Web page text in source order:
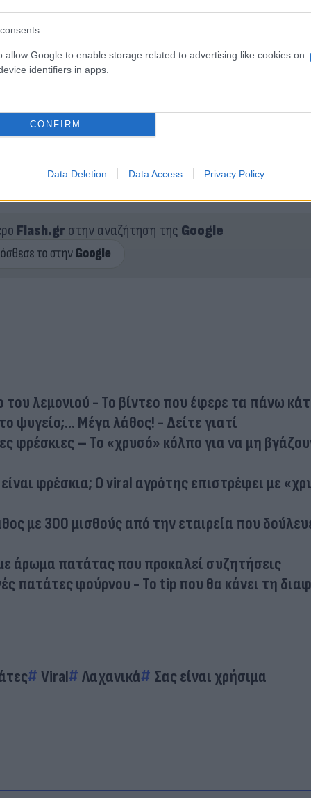
allow Google to enable storage related to advertising like cookies on
identifiers in apps.
CONFIRM
Data Deletion Data Access Privacy Policy
- Ty Simon
Flash.grστην αναζήτηση της Google
του λεμονιού - Το βίντεο που έφερε τα πάνω
ψυγείο;... Μέγα λάθος! - Δείτε γιατί
φρέσκιες – Το «χρυσό» κόλπο για να μη
φρέσκια; Ο viral αγρότης επιστρέφει με
με 300 μισθούς από την εταιρεία που
άρωμα πατάτας που προκαλεί συζητήσεις
πατάτες φούρνου - Το tip που θα κάνει τη
Viral Λαχανικά Σας είναι χρήσιμα